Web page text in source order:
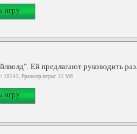
игру
Ей предлагают руководить раз...
10545, Рразмер игры: 32 Мб
игру